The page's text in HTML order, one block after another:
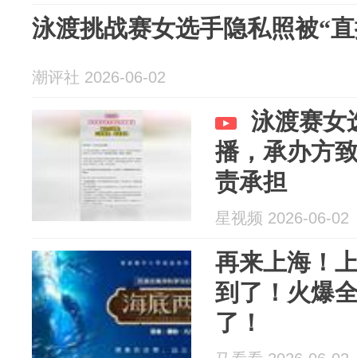
泳渡挑战赛女选手隐私照被“
潮评社 2026-06-02
泳渡赛女
播，承办方
责承担
星视频 2026-06-02
再来上海！
到了！火爆
了！